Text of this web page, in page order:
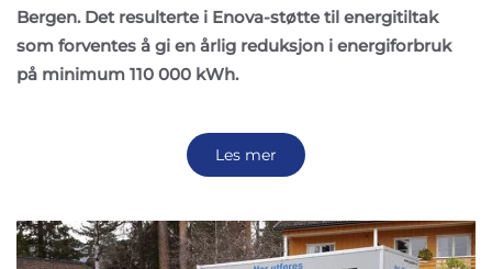
Bergen. Det resulterte i Enova-støtte til energitiltak
som forventes å gi en årlig reduksjon i energiforbruk
på minimum 110 000 kWh.
Les mer